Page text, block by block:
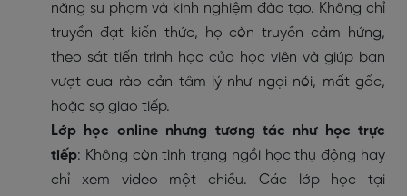
năng sư phạm và kinh nghiệm đào tạo. Không chỉ
truyền đạt kiến thức, họ còn truyền cảm hứng,
theo sát tiến trình học của học viên và giúp bạn
vượt qua rào cản tâm lý như ngại nói, mất gốc,
hoặc sợ giao tiếp.
Lớp học online nhưng tương tác như học trực
tiếp: Không còn tình trạng ngồi học thụ động hay
chỉ xem video một chiều. Các lớp học tại